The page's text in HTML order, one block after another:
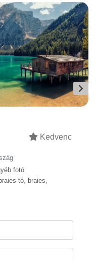
Kedvenc
fotó
tó braies